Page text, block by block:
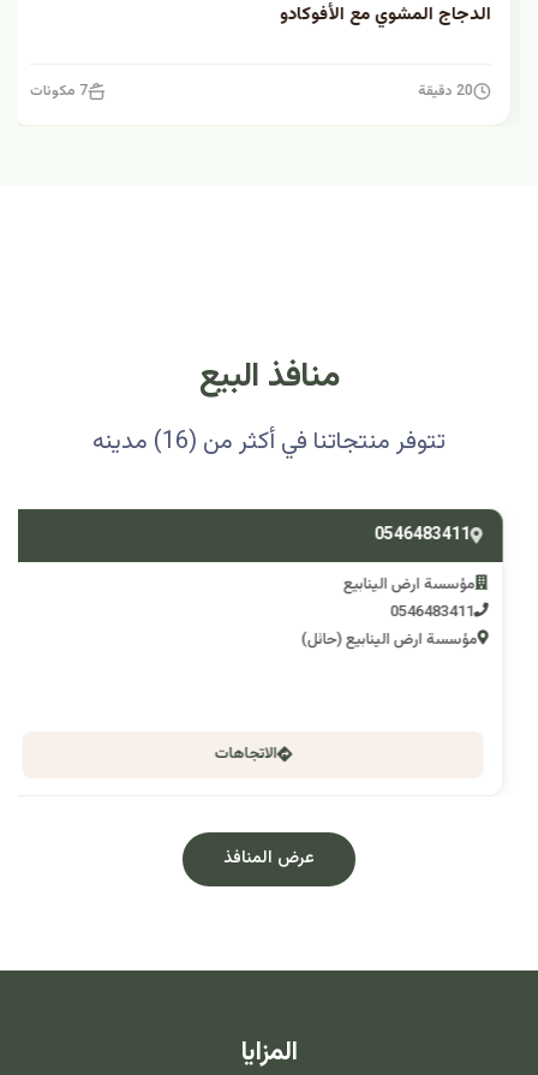
الدجاج المشوي مع الأفوكادو
20 دقيقة 7 مكونات
منافذ البيع
تتوفر منتجاتنا في أكثر من (16) مدينه
0546483411
مؤسسة ارض الينابيع
0546483411
مؤسسة ارض الينابيع (حائل)
الاتجاهات
عرض المنافذ
المزايا